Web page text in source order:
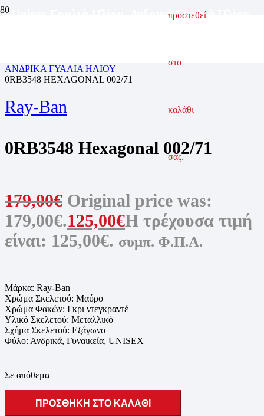
προστεθεί
στο
καλάθι
σας.
Ανδρικά Γυαλιά Ηλίου
ΑΝΔΡΙΚΑ ΓΥΑΛΙΑ ΗΛΙΟΥ
0RB3548 HEXAGONAL 002/71
Ray-Ban
0RB3548 Hexagonal 002/71
179,00€ Original price was:
179,00€.125,00€Η τρέχουσα τιμή
είναι: 125,00€. συμπ. Φ.Π.Α.
Μάρκα: Ray-Ban
Χρώμα Σκελετού: Μαύρο
Χρώμα Φακών: Γκρι ντεγκραντέ
Υλικό Σκελετού: Μεταλλικό
Σχήμα Σκελετού: Εξάγωνο
Φύλο: Ανδρικά, Γυναικεία, UNISEX
Σε απόθεμα
ΠΡΟΣΘΗΚΗ ΣΤΟ ΚΑΛΑΘΙ